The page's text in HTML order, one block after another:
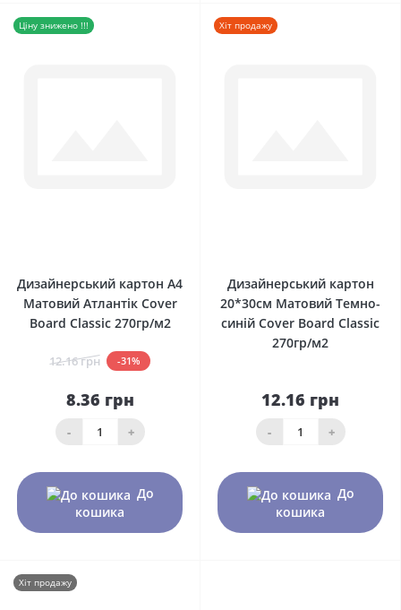
Ціну знижено !!!
Дизайнерський картон А4
Матовий Атлантік Сover
Board Classic 270гр/м2
12.16 грн -31%
8.36 грн
- +
До
кошика
Хіт продажу
Дизайнерський картон
20*30см Матовий Темно-
синій Сover Board Classic
270гр/м2
12.16 грн
- +
До
кошика
Хіт продажу